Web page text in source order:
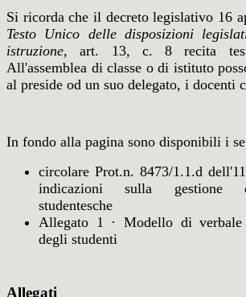
Si ricorda che il decreto legislativo 16
Testo Unico delle disposizioni
istruzione, art. 13, c. 8 recita
All'assemblea di classe o di istituto
al preside od un suo delegato, i docenti
In fondo alla pagina sono disponibili i
circolare Prot.n. 8473/1.1.d
indicazioni sulla gestione
studentesche
Allegato 1 · Modello di verbale
degli studenti
Allegati